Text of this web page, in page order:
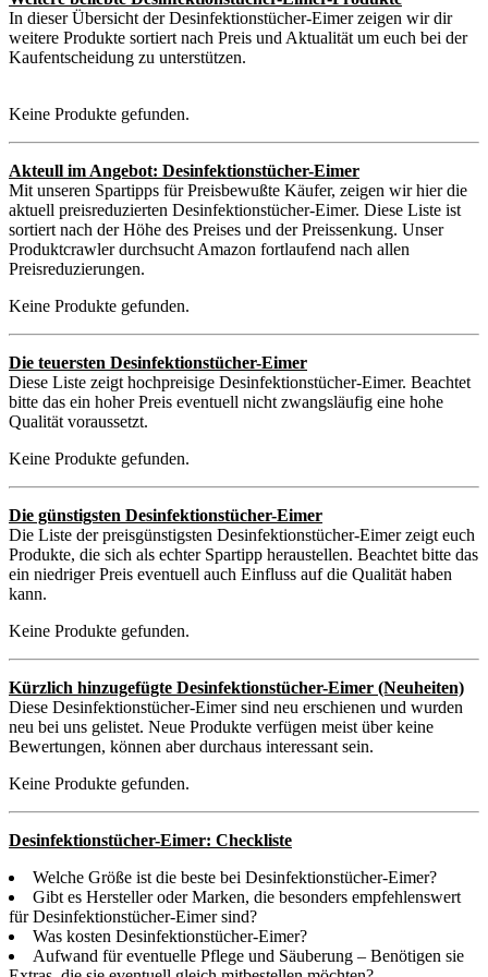
In dieser Übersicht der Desinfektionstücher-Eimer zeigen wir dir
weitere Produkte sortiert nach Preis und Aktualität um euch bei der
Kaufentscheidung zu unterstützen.
Keine Produkte gefunden.
Akteull im Angebot: Desinfektionstücher-Eimer
Mit unseren Spartipps für Preisbewußte Käufer, zeigen wir hier die
aktuell preisreduzierten Desinfektionstücher-Eimer. Diese Liste ist
sortiert nach der Höhe des Preises und der Preissenkung. Unser
Produktcrawler durchsucht Amazon fortlaufend nach allen
Preisreduzierungen.
Keine Produkte gefunden.
Die teuersten Desinfektionstücher-Eimer
Diese Liste zeigt hochpreisige Desinfektionstücher-Eimer. Beachtet
bitte das ein hoher Preis eventuell nicht zwangsläufig eine hohe
Qualität voraussetzt.
Keine Produkte gefunden.
Die günstigsten Desinfektionstücher-Eimer
Die Liste der preisgünstigsten Desinfektionstücher-Eimer zeigt euch
Produkte, die sich als echter Spartipp heraustellen. Beachtet bitte das
ein niedriger Preis eventuell auch Einfluss auf die Qualität haben
kann.
Keine Produkte gefunden.
Kürzlich hinzugefügte Desinfektionstücher-Eimer (Neuheiten)
Diese Desinfektionstücher-Eimer sind neu erschienen und wurden
neu bei uns gelistet. Neue Produkte verfügen meist über keine
Bewertungen, können aber durchaus interessant sein.
Keine Produkte gefunden.
Desinfektionstücher-Eimer: Checkliste
Welche Größe ist die beste bei Desinfektionstücher-Eimer?
Gibt es Hersteller oder Marken, die besonders empfehlenswert
für Desinfektionstücher-Eimer sind?
Was kosten Desinfektionstücher-Eimer?
Aufwand für eventuelle Pflege und Säuberung – Benötigen sie